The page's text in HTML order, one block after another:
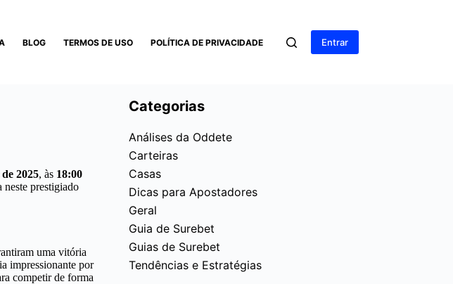
BLOG TERMOS DE USO POLÍTICA DE PRIVACIDADE Entrar
2025, às 18:00
neste prestigiado
uma vitória
impressionante por
competir de forma
Categorias
Análises da Oddete
Carteiras
Casas
Dicas para Apostadores
Geral
Guia de Surebet
Guias de Surebet
Tendências e Estratégias